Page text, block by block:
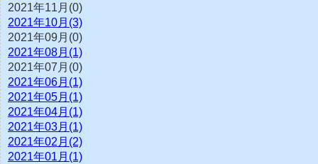
2021年11月(0)
2021年10月(3)
2021年09月(0)
2021年08月(1)
2021年07月(0)
2021年06月(1)
2021年05月(1)
2021年04月(1)
2021年03月(1)
2021年02月(2)
2021年01月(1)